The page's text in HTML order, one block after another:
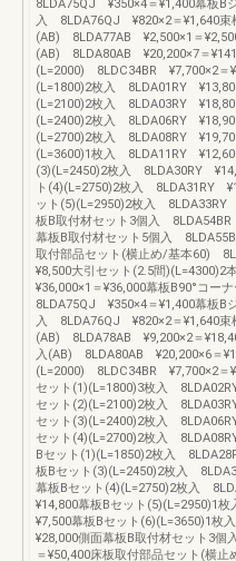
8LDA75QJ ¥350×4＝¥1,400幕板B
入 8LDA76QJ ¥820×2＝¥1,640束
(AB) 8LDA77AB ¥2,500×1＝
(AB) 8LDA80AB ¥20,200×7＝
(L=2000) 8LDC34BR ¥7,700×2＝
(L=1800)2枚入 8LDA01RY
(L=2100)2枚入 8LDA03RY
(L=2400)2枚入 8LDA06RY
(L=2700)2枚入 8LDA08RY
(L=3600)1枚入 8LDA11RY
(3)(L=2450)2枚入 8LDA30RY
ト(4)(L=2750)2枚入 8LDA31RY
ット(5)(L=2950)2枚入 8LDA33RY
板B取付材セット3個入
幕板B取付材セット5個入
取付部品セット(横止め/基本60)
¥8,500大引セット(2.5間
¥36,000×1＝¥36,000幕板B90°コー
8LDA75QJ ¥350×4＝¥1,400幕板B
入 8LDA76QJ ¥820×2＝¥1,640束
(AB) 8LDA78AB ¥9,200×2＝
入(AB) 8LDA80AB ¥20,200×6＝
(L=2000) 8LDC34BR ¥7,700×2＝
セット(1)(L=1800)3枚入
セット(2)(L=2100)2枚入
セット(3)(L=2400)2枚入
セット(4)(L=2700)2枚入
Bセット(1)(L=1850)2枚入
板Bセット(3)(L=2450)2枚入
幕板Bセット(4)(L=2750)2枚入
¥14,800幕板Bセット(5)(L=2950)1
¥7,500幕板Bセット(6)(L=3650)1
¥28,000側面幕板B取付材セット3
＝¥50,400床板取付部品セット(横